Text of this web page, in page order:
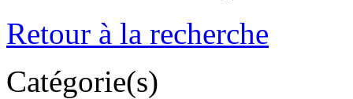
Retour à la recherche
Catégorie(s)